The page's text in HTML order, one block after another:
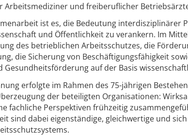
Arbeitsmediziner und freiberuflicher
ist es, die Bedeutung interdisziplinärer
und Öffentlichkeit zu verankern. Im
des betrieblichen Arbeitsschutzes, die
die Sicherung von Beschäftigungsfähigkeit
Gesundheitsförderung auf der Basis
erfolgte im Rahmen des 75-jährigen
der beteiligten Organisationen:
fachliche Perspektiven frühzeitig
sind dabei eigenständige, gleichwertige und